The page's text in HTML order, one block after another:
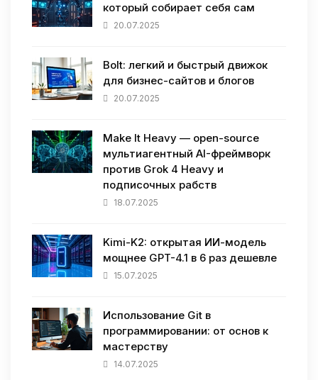
который собирает себя сам
20.07.2025
Bolt: легкий и быстрый движок
для бизнес-сайтов и блогов
20.07.2025
Make It Heavy — open-source
мультиагентный AI-фреймворк
против Grok 4 Heavy и
подписочных рабств
18.07.2025
Kimi-K2: открытая ИИ-модель
мощнее GPT-4.1 в 6 раз дешевле
15.07.2025
Использование Git в
программировании: от основ к
мастерству
14.07.2025